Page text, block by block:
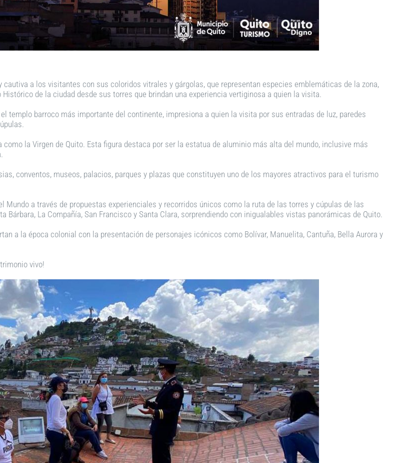
a los visitantes con sus coloridos vitrales y gárgolas, que representan especies emblemáticas de la zona,
de la ciudad desde sus torres que brindan una experiencia vertiginosa a quien la visita.
templo barroco más importante del continente, impresiona a quien la visita por sus entradas de luz, paredes
la Virgen de Quito. Esta figura destaca por ser la estatua de aluminio más alta del mundo, inclusive más
conventos, museos, palacios, parques y plazas que constituyen uno de los mayores atractivos para el turismo
a través de propuestas experienciales y recorridos únicos como la ruta de las torres y cúpulas de las
La Compañía, San Francisco y Santa Clara, sorprendiendo con inigualables vistas panorámicas de Quito.
a la época colonial con la presentación de personajes icónicos como Bolívar, Manuelita, Cantuña, Bella Aurora y
vivo!